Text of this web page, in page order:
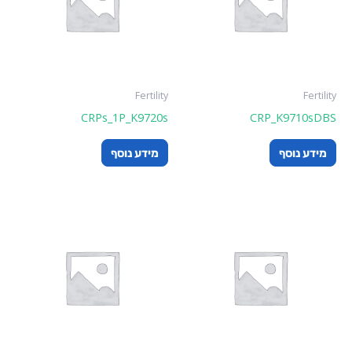
Fertility
CRP_K9710sDBS
מידע נוסף
Fertility
CRPs_1P_K9720s
מידע נוסף